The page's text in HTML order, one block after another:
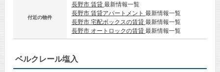
付近の物件
長野市 賃貸 最新情報一覧
長野市 賃貸アパートメント 最新情報一覧
長野市 宅配ボックスの賃貸 最新情報一覧
長野市 オートロックの賃貸 最新情報一覧
ベルクレール塩入